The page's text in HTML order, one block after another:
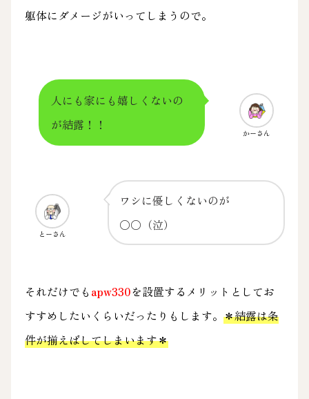
躯体にダメージがいってしまうので。
人にも家にも嬉しくないの
が結露！！
かーさん
ワシに優しくないのが
○○（泣）
とーさん
それだけでも apw330を設置するメリットとしてお
すすめしたいくらいだったりもします。 ＊結露は条
件が揃えばしてしまいます＊